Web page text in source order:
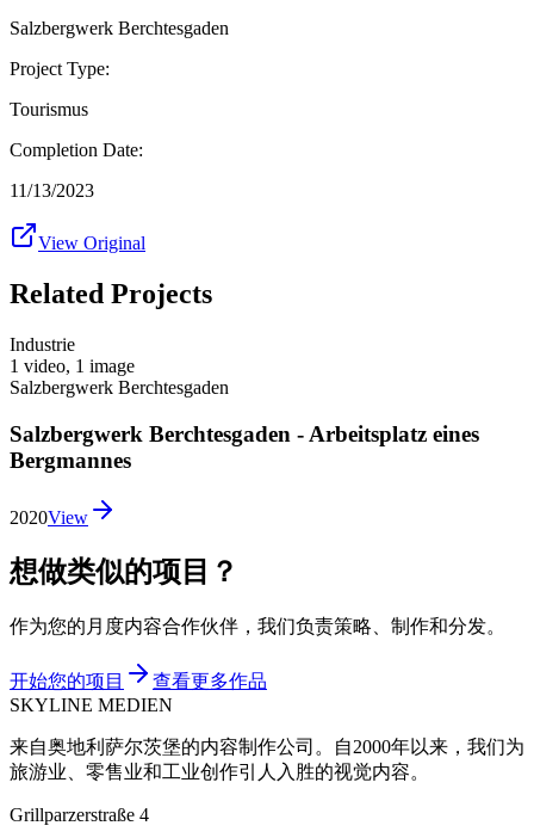
Salzbergwerk Berchtesgaden
Project Type:
Tourismus
Completion Date:
11/13/2023
View Original
Related Projects
Industrie
1 video, 1 image
Salzbergwerk Berchtesgaden
Salzbergwerk Berchtesgaden - Arbeitsplatz eines
Bergmannes
2020View
想做类似的项目？
作为您的月度内容合作伙伴，我们负责策略、制作和分发。
开始您的项目
查看更多作品
SKYLINE MEDIEN
来自奥地利萨尔茨堡的内容制作公司。自2000年以来，我们为
旅游业、零售业和工业创作引人入胜的视觉内容。
Grillparzerstraße 4